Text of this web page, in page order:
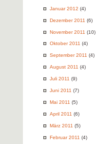
Januar 2012 (4)
Dezember 2011 (6)
November 2011 (10)
Oktober 2011 (4)
September 2011 (4)
August 2011 (4)
Juli 2011 (9)
Juni 2011 (7)
Mai 2011 (5)
April 2011 (6)
März 2011 (5)
Februar 2011 (4)